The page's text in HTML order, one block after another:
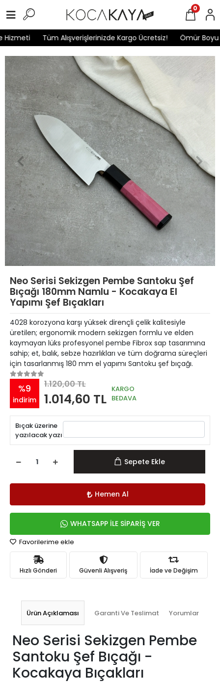
Tüm Alışverişlerinizde Kargo Ücretsiz! Ömür Boyu
0
Neo Serisi Sekizgen Pembe Santoku Şef
Bıçağı 180mm Namlu - Kocakaya El
Yapımı Şef Bıçakları
4028 korozyona karşı yüksek dirençli çelik kalitesiyle
üretilen; ergonomik modern sekizgen formlu ve elden
kaymayan lüks profesyonel pembe Fibrox sap tasarımına
sahip; et, balık, sebze hazırlıkları ve tüm doğrama süreçleri
için tasarlanmış 180 mm el yapımı Santoku şef bıçağı.
%9
indirim
1.120,00 TL
1.014,60 TL
KARGO
BEDAVA
Bıçak üzerine
yazılacak yazı
Sepete Ekle
Hemen Al
WHATSAPP İLE SİPARİŞ VER
Favorilerime ekle
Hızlı Gönderi Güvenli Alışveriş İade ve Değişim
Ürün Açıklaması Garanti Ve Teslimat Yorumlar
Neo Serisi Sekizgen Pembe
Santoku Şef Bıçağı -
Kocakaya Bıçakları